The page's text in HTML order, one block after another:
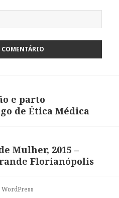
e parto
de Ética Médica
Mulher, 2015 –
Florianópolis